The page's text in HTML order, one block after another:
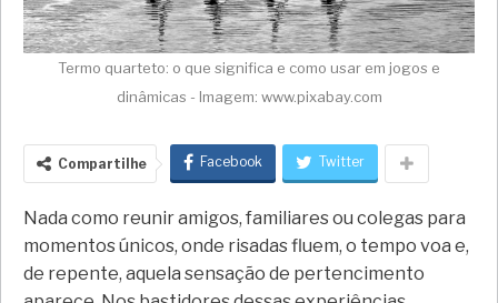
Termo quarteto: o que significa e como usar em jogos e
dinâmicas - Imagem: www.pixabay.com
Compartilhe Facebook Twitter
Nada como reunir amigos, familiares ou colegas para
momentos únicos, onde risadas fluem, o tempo voa e,
de repente, aquela sensação de pertencimento